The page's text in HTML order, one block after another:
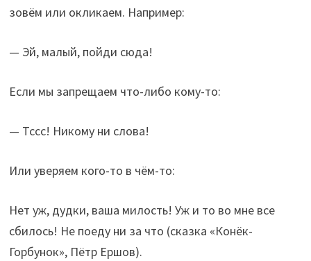
зовём или окликаем. Например:
— Эй, малый, пойди сюда!
Если мы запрещаем что-либо кому-то:
— Тссс! Никому ни слова!
Или уверяем кого-то в чём-то:
Нет уж, дудки, ваша милость! Уж и то во мне все
сбилось! Не поеду ни за что (сказка «Конёк-
Горбунок», Пётр Ершов).